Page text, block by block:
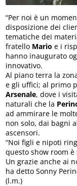
“Per noi è un
disposizione dei
tematiche dei
fratello Mario e i
hanno inaugurato
innovativo.
Al piano terra la
e gli uffici; al primo
Arsenale, dove i
naturali che la
ad ammirare le
non solo, dai bagni
ascensori.
“Noi figli e nipoti
questo show room
Un grazie anche ai
ha detto Sonny
(l.m.)